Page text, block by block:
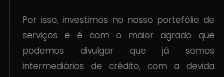
Por isso, investimos no nosso portefólio de
serviços e é com o maior agrado que
podemos divulgar que já somos
intermediários de crédito, com a devida